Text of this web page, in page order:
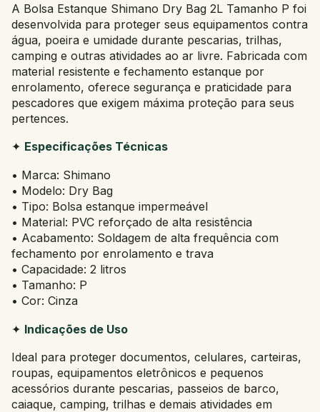
A Bolsa Estanque Shimano Dry Bag 2L Tamanho P foi
desenvolvida para proteger seus equipamentos contra
água, poeira e umidade durante pescarias, trilhas,
camping e outras atividades ao ar livre. Fabricada com
material resistente e fechamento estanque por
enrolamento, oferece segurança e praticidade para
pescadores que exigem máxima proteção para seus
pertences.
✦ Especificações Técnicas
• Marca: Shimano
• Modelo: Dry Bag
• Tipo: Bolsa estanque impermeável
• Material: PVC reforçado de alta resistência
• Acabamento: Soldagem de alta frequência com
fechamento por enrolamento e trava
• Capacidade: 2 litros
• Tamanho: P
• Cor: Cinza
✦ Indicações de Uso
Ideal para proteger documentos, celulares, carteiras,
roupas, equipamentos eletrônicos e pequenos
acessórios durante pescarias, passeios de barco,
caiaque, camping, trilhas e demais atividades em